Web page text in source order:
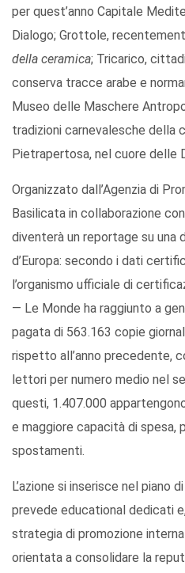
per quest’anno Capitale
Dialogo; Grottole,
della ceramica; Tricarico,
conserva tracce arabe e
Museo delle Maschere
tradizioni carnevalesche della
Pietrapertosa, nel cuore delle
Organizzato dall’Agenzia di
Basilicata in collaborazione
diventerà un reportage su
d’Europa: secondo i dati
l’organismo ufficiale di
— Le Monde ha raggiunto a
pagata di 563.163 copie
rispetto all’anno precedente,
lettori per numero medio nel
questi, 1.407.000
e maggiore capacità di spesa,
spostamenti.
L’azione si inserisce nel piano
prevede educational dedicati
strategia di promozione
orientata a consolidare la